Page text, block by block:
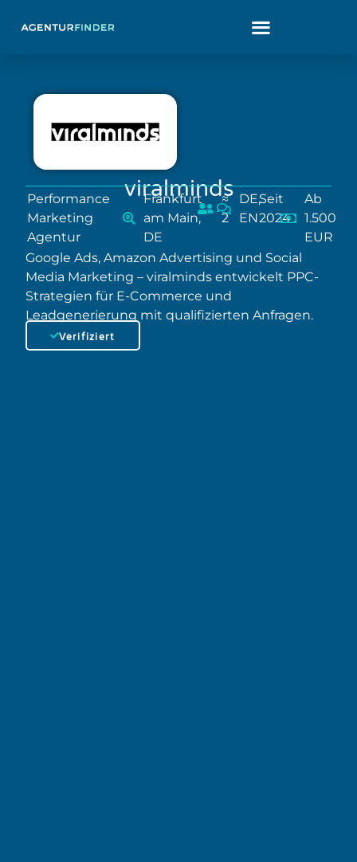
viralminds
Performance
Marketing
Agentur
Frankfurt
am Main,
DE
≈
2
DE,
EN
Seit
2024
Ab
1.500
EUR
Google Ads, Amazon Advertising und Social
Media Marketing – viralminds entwickelt PPC-
Strategien für E-Commerce und
Leadgenerierung mit qualifizierten Anfragen.
Verifiziert